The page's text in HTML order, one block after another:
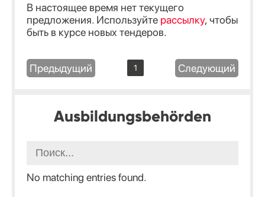
В настоящее время нет текущего
предложения. Используйте рассылку, чтобы
быть в курсе новых тендеров.
Предыдущий 1 Следующий
Ausbildungsbehörden
No matching entries found.